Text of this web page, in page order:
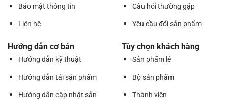
Bảo mật thông tin
Liên hệ
Câu hỏi thường gặp
Yêu cầu đổi sản phẩm
Hướng dẫn cơ bản
Hướng dẫn kỹ thuật
Hướng dẫn tải sản phẩm
Hướng dẫn cập nhật sản
Tùy chọn khách hàng
Sản phẩm lẻ
Bộ sản phẩm
Thành viên